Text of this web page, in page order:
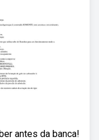
antes da banca!